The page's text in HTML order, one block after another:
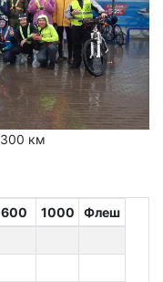
300 км
600 1000
Флеш